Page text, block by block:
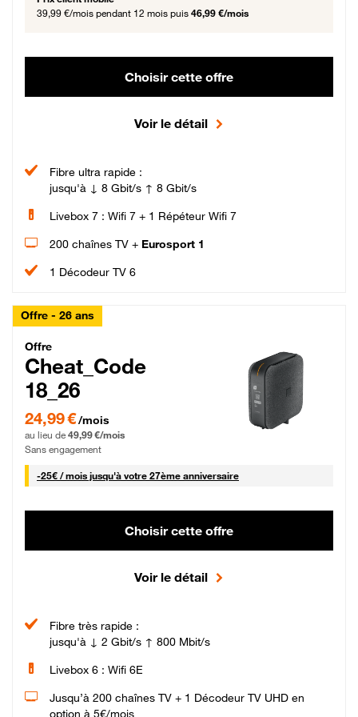
39,99 €/mois pendant 12 mois puis 46,99 €/mois
Choisir cette offre
Voir le détail
Fibre ultra rapide :
jusqu'à ↓ 8 Gbit/s ↑ 8 Gbit/s
Livebox 7 : Wifi 7 + 1 Répéteur Wifi 7
200 chaînes TV + Eurosport 1
1 Décodeur TV 6
Offre - 26 ans
Cheat_Code Fibre_18_26
Offre
Cheat_Code
18_26
24,99 € par mois pendant 0 mois puis 49,99 € par mois, Sans engagement
24,99 €/mois
au lieu de 49,99 €/mois
Sans engagement
-25€ / mois25 € par mois
jusqu'à votre 27ème anniversaire
Choisir cette offre
Voir le détail
Fibre très rapide :
jusqu'à ↓ 2 Gbit/s ↑ 800 Mbit/s
Livebox 6 : Wifi 6E
Jusqu’à 200 chaînes TV + 1 Décodeur TV UHD en
option à 5€/mois